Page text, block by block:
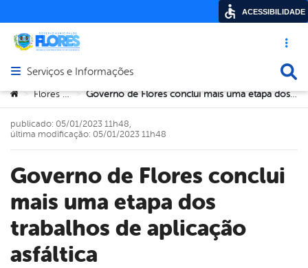
Acesso
Abrir menu principal de navegação
Serviços e Informações
Você está aqui:
> Flores PE > Governo de Flores conclui mais uma etapa dos trabalhos de aplicação asfáltica
Governo de Flores conclui
mais uma etapa dos
trabalhos de aplicação
asfáltica
publicado: 05/01/2023 11h48,
última modificação: 05/01/2023 11h48
ACESSIBILIDADE